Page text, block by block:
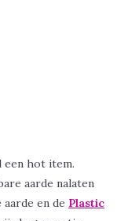
een hot item.
aarde nalaten
en de Plastic